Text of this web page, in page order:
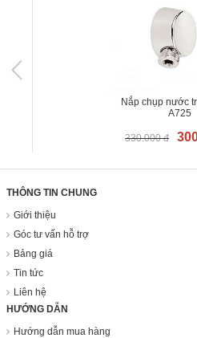
Nắp chụp nước
A725
330.000 đ
THÔNG TIN CHUNG
Giới thiệu
Góc tư vấn hỗ trợ
Bảng giá
Tin tức
Liên hệ
HƯỚNG DẪN
Hướng dẫn mua hàng